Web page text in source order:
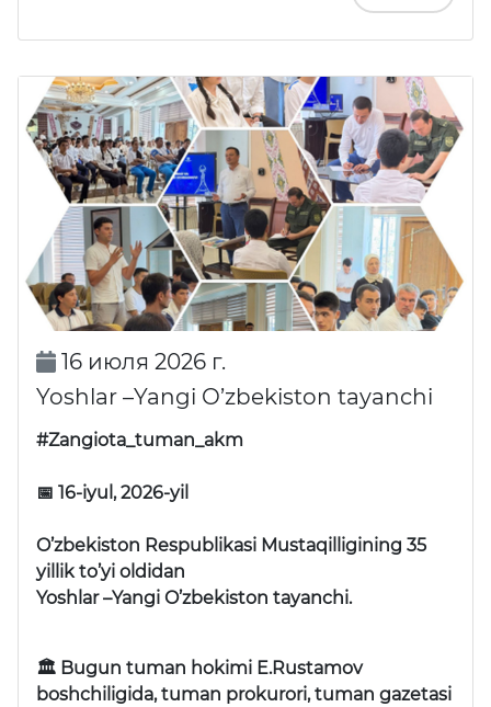
16 июля 2026 г.
Yoshlar –Yangi O’zbekiston tayanchi
#Zangiota_tuman_akm
📅 16-iyul, 2026-yil
O’zbekiston Respublikasi Mustaqilligining 35
yillik to’yi oldidan
Yoshlar –Yangi O’zbekiston tayanchi.
🏛 Bugun tuman hokimi E.Rustamov
boshchiligida, tuman prokurori, tuman gazetasi